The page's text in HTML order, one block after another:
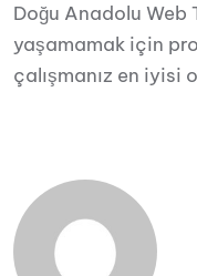
Doğu Anadolu Web
yaşamamak için
çalışmanız en iyisi